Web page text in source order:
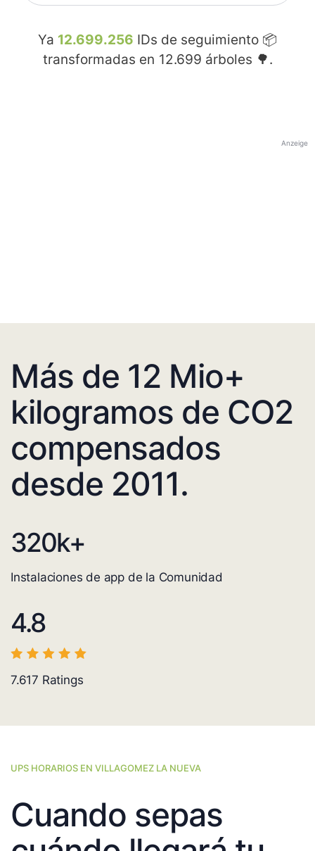
Ya 12.699.256 IDs de seguimiento 📦
transformadas en 12.699 árboles 🌳.
Anzeige
Más de 12 Mio+
kilogramos de CO2
compensados
desde 2011.
320k+
Instalaciones de app de la Comunidad
4.8
7.617 Ratings
UPS HORARIOS EN VILLAGOMEZ LA NUEVA
Cuando sepas